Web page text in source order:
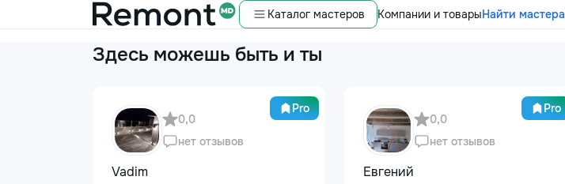
Каталог мастеров Компании и товарыНайти мастера
Здесь можешь быть и ты
Pro
0,0
нет отзывов
Vadim
Pro
0,0
нет отзывов
Евгений